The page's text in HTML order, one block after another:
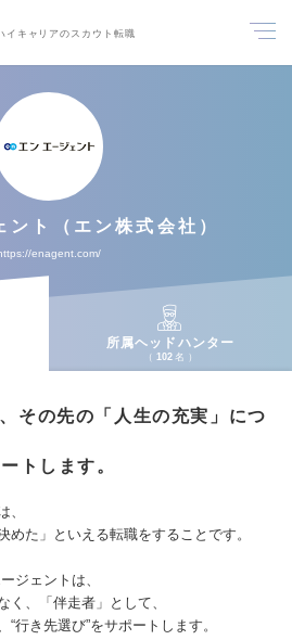
イキャリアのスカウト転職
ント（エン株式会社）
enagent.com/
所属ヘッドハンター
102 名
その先の「人生の充実」につ
トします。
、
めた」といえる転職をすることです。
ジェントは、
く、「伴走者」として、
行き先選び”をサポートします。